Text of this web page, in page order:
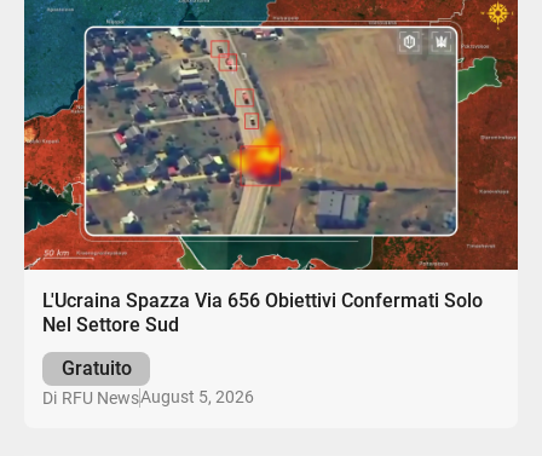
L'Ucraina Spazza Via 656 Obiettivi Confermati Solo
Nel Settore Sud
Gratuito
Di RFU NewsAugust 5, 2026